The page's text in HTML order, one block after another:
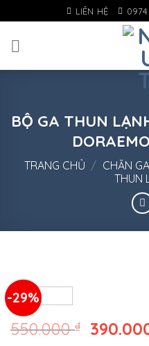
to
content
LIÊN HỆ
BỘ GA THUN
TRANG CHỦ / CHĂN
THUN
-29%
550.000₫